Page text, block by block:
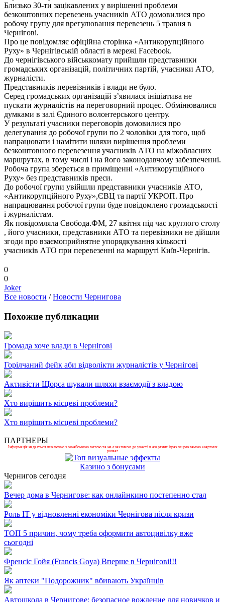
Близько 30-ти зацікавлених у вирішенні проблеми
безкоштовних перевезень учасників АТО домовилися про
робочу групу для врегулювання перевезень 5 травня в
Чернігові.
Про це повідомляє офіційна сторінка «Антикорупційного
Руху» в Чернігівській області в мережі Facebook.
До чернігівського військкомату прийшли представники
громадських організацій, політичних партій, учасники АТО,
журналісти.
Представників перевізників і влади не було.
Серед громадських організацій з’явилася ініціатива не
пускати журналістів на переговорний процес. Обмінювалися
думками в залі Єдиного волонтерського центру.
У результаті учасники переговорів домовилися про
делегування до робочої групи по 2 чоловіки для того, щоб
напрацювати і намітити шляхи вирішення проблеми
безкоштовного перевезення учасників АТО на міжобласних
маршрутах, в тому числі і на його законодавчому забезпеченні.
Робоча група збереться в приміщенні «Антикорупційного
Руху» без представників преси.
До робочої групи увійшли представники учасників АТО,
«Антикорупційного Руху»,ЄВЦ та партії УКРОП. Про
напрацювання робочої групи буде повідомлено громадськості
і журналістам.
Як повідомляла Свобода.ФМ, 27 квітня під час круглого столу
, його учасники, представники АТО та перевізники не дійшли
згоди про взаємоприйнятне упорядкування кількості
учасників АТО при перевезенні на маршруті Київ-Чернігів.
0
0
Joker
Все новости /Новости Чернигова
Похожие публикации
Громада хоче влади в Чернігові
Горілчаний фейк аби відволікти журналістів у Чернігові
Активісти Щорса шукали шляхи взаємодії з владою
Хто вирішить місцеві проблеми?
Хто вирішить місцеві проблеми?
ПАРТНЕРЫ
Інформація надається виключно з ознайомчою метою та не є закликом до участі в азартних іграх чи рекламою азартних
розваг.
Казино з бонусами
Чернигов сегодня
Вечер дома в Чернигове: как онлайнкино постепенно стал
Роль ІТ у відновленні економіки Чернігова після кризи
ТОП 5 причин, чому треба оформити автоцивілку вже
сьогодні
Френсіс Гойя (Francis Goya) Вперше в Чернігові!!!
Як аптеки "Подорожник" вбивають Українців
Автошкола в Чернигове: безопасное вождение для новичков и